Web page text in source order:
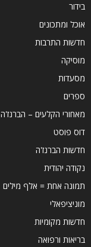
בידור
אוכל ומתכונים
חדשות התרבות
מוסיקה
מסעדות
ספרים
מאחורי הקלעים – הברנז'ה
דוס פוסט
חדשות הברנז'ה
נקודה יהודית
תמונה אחת = אלף מילים
מוניציפאלי
חדשות מקומיות
בריאות ורפואה